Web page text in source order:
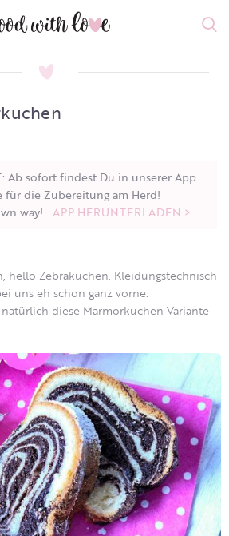
Ab sofort findest Du in unserer App
für die Zubereitung am Herd!
way! APP HERUNTERLADEN >
hello Zebrakuchen. Kleidungstechnisch
uns eh schon ganz vorne.
diese Marmorkuchen Variante